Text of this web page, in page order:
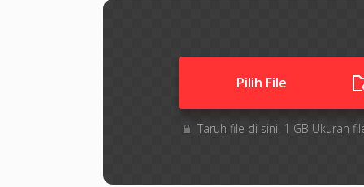
Pilih File
Taruh file di sini. 1 GB Ukuran